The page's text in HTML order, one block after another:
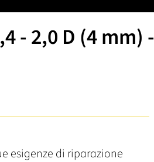
- 2,0 D (4 mm) -
esigenze di riparazione